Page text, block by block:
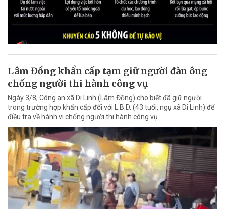
Lâm Đồng khẩn cấp tạm giữ người đàn ông
chống người thi hành công vụ
Ngày 3/8, Công an xã Di Linh (Lâm Đồng) cho biết đã giữ người
trong trường hợp khẩn cấp đối với L.B.D. (43 tuổi, ngụ xã Di Linh) để
điều tra về hành vi chống người thi hành công vụ.